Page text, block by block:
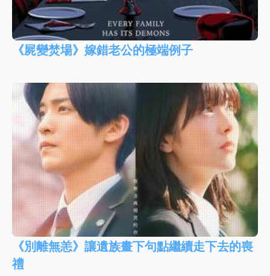
《屍變焚場》嫁錯老公的極端例子
《別離無恙》讓遺族畫下句點繼續走下去的喪
禮